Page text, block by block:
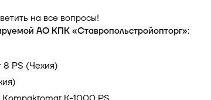
на все вопросы!
АО КПК «Ставропольстройопторг»:
PS (Чехия)